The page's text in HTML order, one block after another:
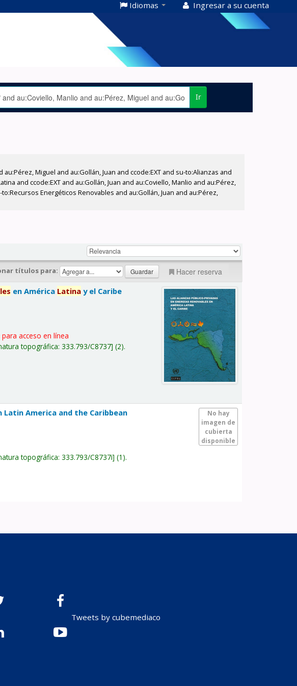
Idiomas Ingresar a su cuenta
Ir
au:Pérez, Miguel and au:Gollán, Juan and ccode:EXT and su-to:Alianzas and
and ccode:EXT and au:Gollán, Juan and au:Coviello, Manlio and au:Pérez,
Energéticos Renovables and au:Gollán, Juan and au:Pérez,
títulos para: Hacer reserva
en América Latina y el Caribe
para acceso en línea
topográfica:333.793/C8737 (2).
No hay
imagen de
cubierta
disponible
America and the Caribbean
topográfica:333.793/C8737i (1).
Tweets by cubemediaco